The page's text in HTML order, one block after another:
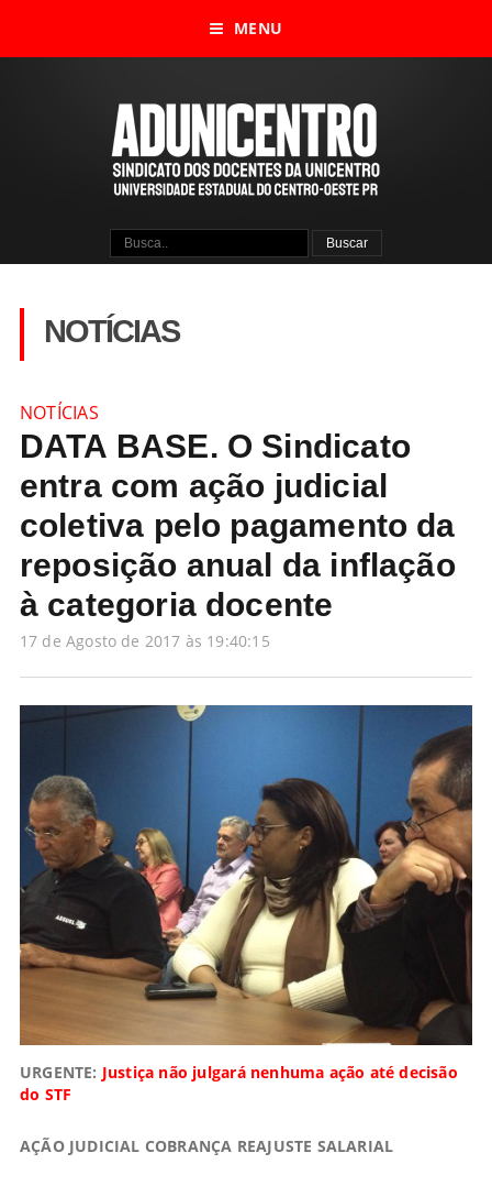
MENU
NOTÍCIAS
NOTÍCIAS
DATA BASE. O Sindicato
entra com ação judicial
coletiva pelo pagamento da
reposição anual da inflação
à categoria docente
17 de Agosto de 2017 às 19:40:15
URGENTE: Justiça não julgará nenhuma ação até decisão
do STF
AÇÃO JUDICIAL COBRANÇA REAJUSTE SALARIAL